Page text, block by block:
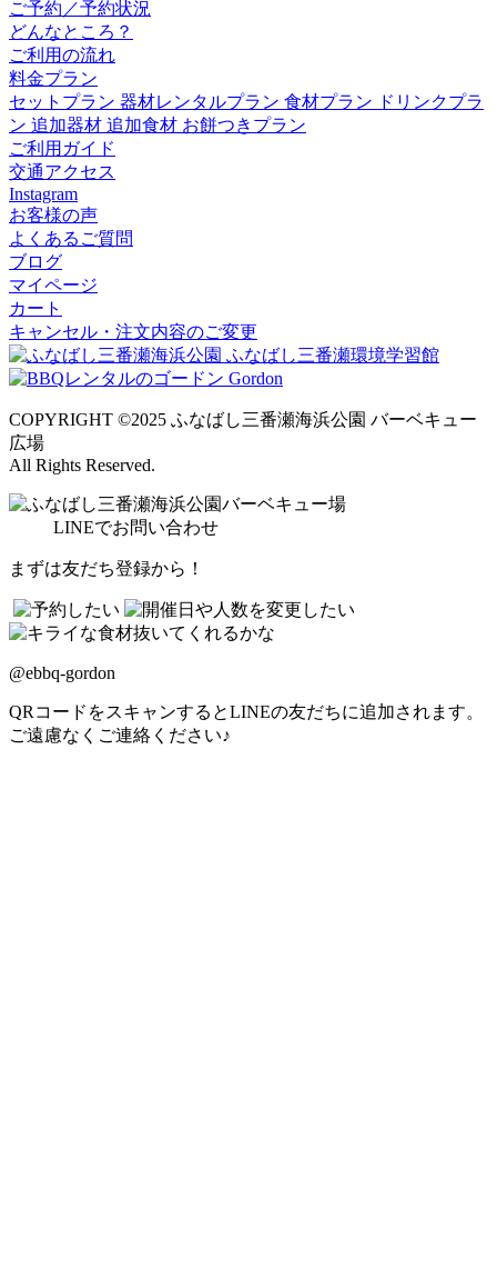
ご予約／予約状況
どんなところ？
ご利用の流れ
料金プラン
セットプラン 器材レンタルプラン 食材プラン ドリンクプラ
ン 追加器材 追加食材 お餅つきプラン
ご利用ガイド
交通アクセス
Instagram
お客様の声
よくあるご質問
ブログ
マイページ
カート
キャンセル・注文内容のご変更
COPYRIGHT ©2025 ふなばし三番瀬海浜公園 バーベキュー
広場
All Rights Reserved.
LINEでお問い合わせ
まずは友だち登録から！
@ebbq-gordon
QRコードをスキャンするとLINEの友だちに追加されます。
ご遠慮なくご連絡ください♪